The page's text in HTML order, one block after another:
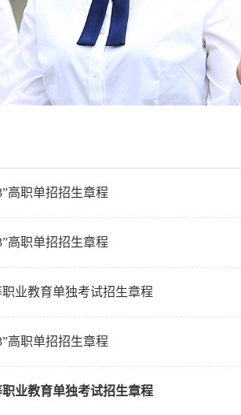
高职单招招生章程
高职单招招生章程
业教育单独考试招生章程
高职单招招生章程
业教育单独考试招生章程